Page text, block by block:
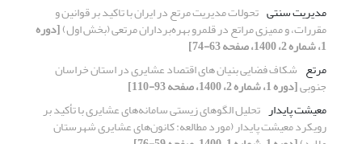
مدیریت سنتی تحولات مدیریت مرتع در ایران با تاکید بر قوانین و
مقررات، و ممیزی مراتع در قلمرو بهره‌برداران مرتعی (بخش اول)[دوره
1، شماره 2، 1400، صفحه 63-74]
مرتع شکاف فضایی بنیان های اقتصاد عشایری در استان خراسان
جنوبی[دوره 1، شماره 2، 1400، صفحه 93-110]
معیشت پایدار تحلیل الگوهای زیستی سامانه‌های عشایری با تأکید بر
رویکرد معیشت پایدار (مورد مطالعه: کانون‌های عشایری شهرستان